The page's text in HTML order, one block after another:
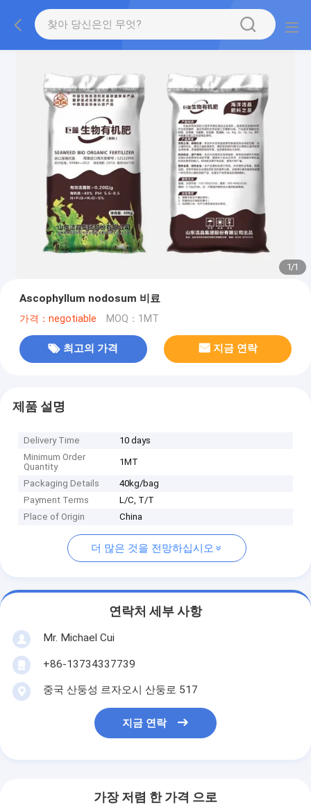
1/1
Ascophyllum nodosum 비료
가격：negotiable MOQ：1MT
최고의 가격 지금 연락
제품 설명
Delivery Time
10 days
Minimum Order
Quantity
1MT
Packaging Details
40kg/bag
Payment Terms
L/C, T/T
Place of Origin
China
더 많은 것을 전망하십시오
연락처 세부 사항
Mr. Michael Cui
+86-13734337739
중국 산둥성 르자오시 산둥로 517
지금 연락
가장 저렴 한 가격 으로